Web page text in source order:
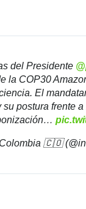
del Presidente
la COP30
El
su postura frente
🇨🇴